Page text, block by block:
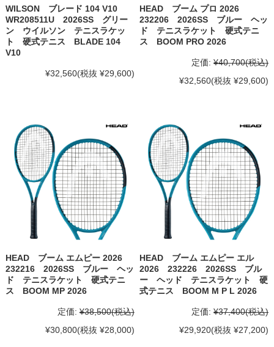
WILSON ブレード 104 V10
WR208511U 2026SS グリー
ン ウイルソン テニスラケッ
ト 硬式テニス BLADE 104
V10
¥32,560(税抜 ¥29,600)
HEAD ブーム プロ 2026
232206 2026SS ブルー ヘッ
ド テニスラケット 硬式テニ
ス BOOM PRO 2026
定価: ¥40,700(税込)
¥32,560(税抜 ¥29,600)
HEAD ブーム エムピー 2026
232216 2026SS ブルー ヘッ
ド テニスラケット 硬式テニ
ス BOOM MP 2026
定価: ¥38,500(税込)
¥30,800(税抜 ¥28,000)
HEAD ブーム エムピー エル
2026 232226 2026SS ブル
ー ヘッド テニスラケット 硬
式テニス BOOM M P L 2026
定価: ¥37,400(税込)
¥29,920(税抜 ¥27,200)